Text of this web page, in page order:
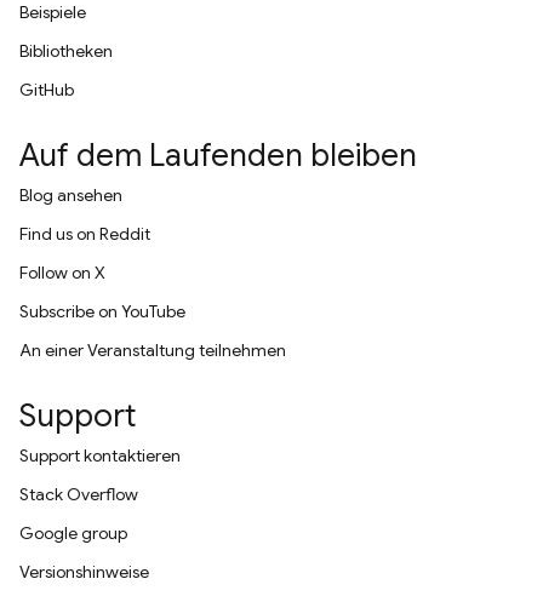
Beispiele
Bibliotheken
GitHub
Auf dem Laufenden bleiben
Blog ansehen
Find us on Reddit
Follow on X
Subscribe on YouTube
An einer Veranstaltung teilnehmen
Support
Support kontaktieren
Stack Overflow
Google group
Versionshinweise